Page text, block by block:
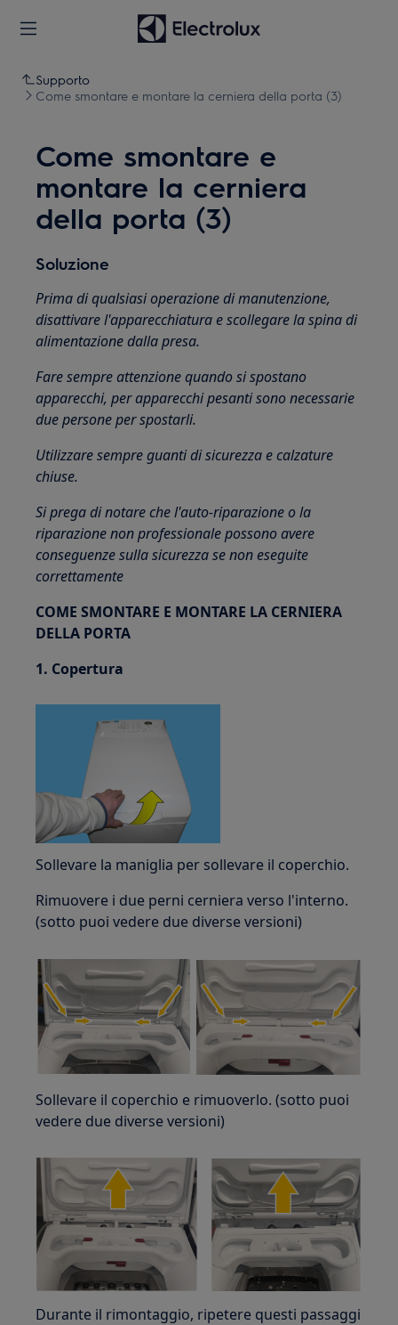
Supporto
Come smontare e montare la cerniera della porta (3)
Come smontare e
montare la cerniera
della porta (3)
Soluzione
Prima di qualsiasi operazione di manutenzione,
disattivare l'apparecchiatura e scollegare la spina di
alimentazione dallapresa.
Fare sempre attenzione quando si spostano
apparecchi, per apparecchi pesanti sono necessarie
due persone per spostarli.
Utilizzare sempre guanti di sicurezza e calzature
chiuse.
Si prega di notare che l'auto-riparazione o la
riparazione non professionale possono avere
conseguenze sulla sicurezza se non eseguite
correttamente
COME SMONTARE E MONTARE LA CERNIERA
DELLA PORTA
1. Copertura
Sollevare la maniglia per sollevare il coperchio.
Rimuovere i due perni cerniera verso l'interno.
(sotto puoi vedere due diverse versioni)
Sollevare il coperchio e rimuoverlo. (sotto puoi
vedere due diverse versioni)
Durante il rimontaggio, ripetere questi passaggi